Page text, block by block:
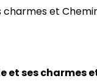
et
ses charmes